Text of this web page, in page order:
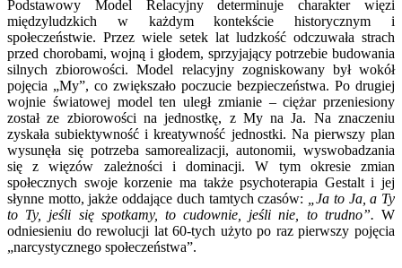
Podstawowy Model Relacyjny determinuje charakter więzi
międzyludzkich w każdym kontekście historycznym i
społeczeństwie. Przez wiele setek lat ludzkość odczuwała strach
przed chorobami, wojną i głodem, sprzyjający potrzebie budowania
silnych zbiorowości. Model relacyjny zogniskowany był wokół
pojęcia „My”, co zwiększało poczucie bezpieczeństwa. Po drugiej
wojnie światowej model ten uległ zmianie – ciężar przeniesiony
został ze zbiorowości na jednostkę, z My na Ja. Na znaczeniu
zyskała subiektywność i kreatywność jednostki. Na pierwszy plan
wysunęła się potrzeba samorealizacji, autonomii, wyswobadzania
się z więzów zależności i dominacji. W tym okresie zmian
społecznych swoje korzenie ma także psychoterapia Gestalt i jej
słynne motto, jakże oddające duch tamtych czasów:
„Ja to Ja, a Ty
to Ty, jeśli się spotkamy, to cudownie, jeśli nie, to trudno”. W
odniesieniu do rewolucji lat 60-tych użyto po raz pierwszy pojęcia
„narcystycznego społeczeństwa”.